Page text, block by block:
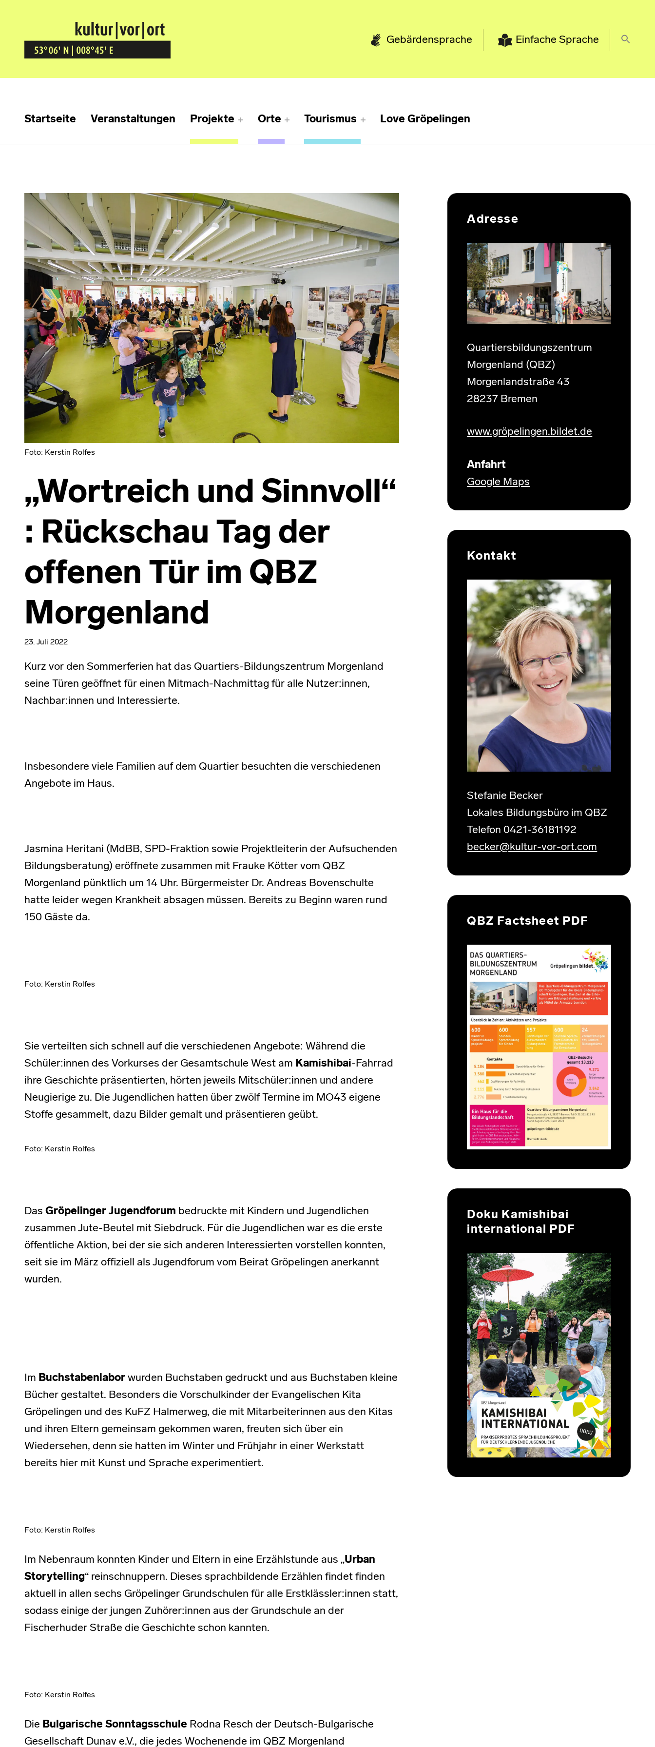
Kultur Vor Ort
BREMEN GRÖPELINGEN Gebärdensprache Einfache Sprache
Startseite Veranstaltungen Projekte Orte Tourismus Love Gröpelingen
Foto: Kerstin Rolfes
„Wortreich und Sinnvoll“
: Rückschau Tag der
offenen Tür im QBZ
Morgenland
23. Juli 2022
Kurz vor den Sommerferien hat das Quartiers-Bildungszentrum Morgenland
seine Türen geöffnet für einen Mitmach-Nachmittag für alle Nutzer:innen,
Nachbar:innen und Interessierte.
Insbesondere viele Familien auf dem Quartier besuchten die verschiedenen
Angebote im Haus.
Jasmina Heritani (MdBB, SPD-Fraktion sowie Projektleiterin der Aufsuchenden
Bildungsberatung) eröffnete zusammen mit Frauke Kötter vom QBZ
Morgenland pünktlich um 14 Uhr. Bürgermeister Dr. Andreas Bovenschulte
hatte leider wegen Krankheit absagen müssen. Bereits zu Beginn waren rund
150 Gäste da.
Foto: Kerstin Rolfes
Sie verteilten sich schnell auf die verschiedenen Angebote: Während die
Schüler:innen des Vorkurses der Gesamtschule West am Kamishibai-Fahrrad
ihre Geschichte präsentierten, hörten jeweils Mitschüler:innen und andere
Neugierige zu. Die Jugendlichen hatten über zwölf Termine im MO43 eigene
Stoffe gesammelt, dazu Bilder gemalt und präsentieren geübt.
Foto: Kerstin Rolfes
Das Gröpelinger Jugendforum bedruckte mit Kindern und Jugendlichen
zusammen Jute-Beutel mit Siebdruck. Für die Jugendlichen war es die erste
öffentliche Aktion, bei der sie sich anderen Interessierten vorstellen konnten,
seit sie im März offiziell als Jugendforum vom Beirat Gröpelingen anerkannt
wurden.
Im Buchstabenlabor wurden Buchstaben gedruckt und aus Buchstaben kleine
Bücher gestaltet. Besonders die Vorschulkinder der Evangelischen Kita
Gröpelingen und des KuFZ Halmerweg, die mit Mitarbeiterinnen aus den Kitas
und ihren Eltern gemeinsam gekommen waren, freuten sich über ein
Wiedersehen, denn sie hatten im Winter und Frühjahr in einer Werkstatt
bereits hier mit Kunst und Sprache experimentiert.
Foto: Kerstin Rolfes
Im Nebenraum konnten Kinder und Eltern in eine Erzählstunde aus „Urban
Storytelling“ reinschnuppern. Dieses sprachbildende Erzählen findet finden
aktuell in allen sechs Gröpelinger Grundschulen für alle Erstklässler:innen statt,
sodass einige der jungen Zuhörer:innen aus der Grundschule an der
Fischerhuder Straße die Geschichte schon kannten.
Foto: Kerstin Rolfes
Die Bulgarische Sonntagsschule Rodna Resch der Deutsch-Bulgarische
Gesellschaft Dunav e.V., die jedes Wochenende im QBZ Morgenland
Adresse
Quartiersbildungszentrum
Morgenland (QBZ)
Morgenlandstraße 43
28237 Bremen
www.gröpelingen.bildet.de
Anfahrt
Google Maps
Kontakt
Stefanie Becker
Lokales Bildungsbüro im QBZ
Telefon 0421-36181192
becker@kultur-vor-ort.com
QBZ Factsheet PDF
Doku Kamishibai
international PDF